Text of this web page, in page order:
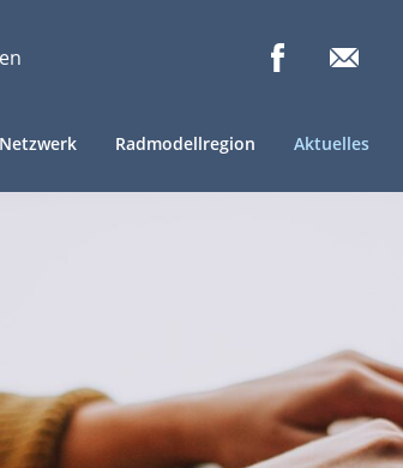
Netzwerk Radmodellregion Aktuelles